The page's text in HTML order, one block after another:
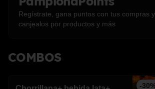
Regístrate, gana puntos con tus compras y
canjealos por productos y más
COMBOS
-30